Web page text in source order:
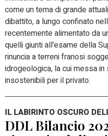
come un tema di grande
dibattito, a lungo confinato
recentemente alimentato da
quelli giunti all’esame della
rinuncia a terreni franosi
idrogeologica, la cui messa
insostenibili per il privato.
IL LABIRINTO OSCURO
DDL Bilancio